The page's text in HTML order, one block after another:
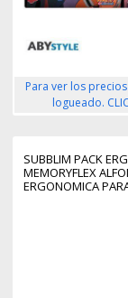
Para ver los
logueado.
SUBBLIM PACK
MEMORYFLEX
ERGONOMICA